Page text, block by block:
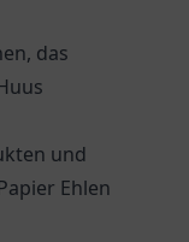
das
und
Ehlen